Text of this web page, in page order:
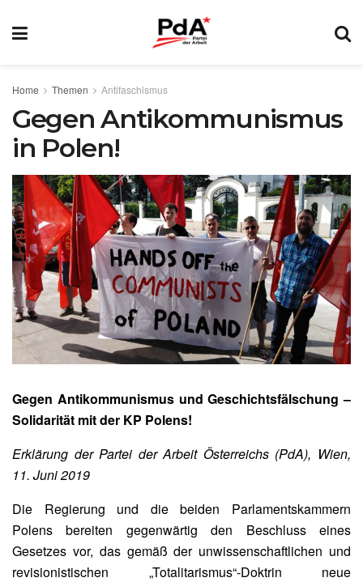
Home Themen Antifaschismus
Gegen Antikommunismus
in Polen!
Gegen Antikommunismus und Geschichtsfälschung –
Solidarität mit der KP Polens!
Erklärung der Partei der Arbeit Österreichs (PdA), Wien,
11. Juni 2019
Die Regierung und die beiden Parlamentskammern
Polens bereiten gegenwärtig den Beschluss eines
Gesetzes vor, das gemäß der unwissenschaftlichen und
revisionistischen „Totalitarismus“-Doktrin neue